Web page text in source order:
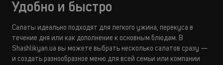
Удобно и быстро
Салаты идеально подходят для легкого ужина, перекуса в
течение дня или как дополнение к основным блюдам. В
Shashlikyan.ua вы можете выбрать несколько салатов сразу —
и создать разнообразное меню для всей семьи или компании